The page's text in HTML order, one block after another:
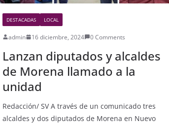
DESTACADAS LOCAL
admin 16 diciembre, 2024 0 Comments
Lanzan diputados y alcaldes
de Morena llamado a la
unidad
Redacción/ SV A través de un comunicado tres
alcaldes y dos diputados de Morena en Nuevo